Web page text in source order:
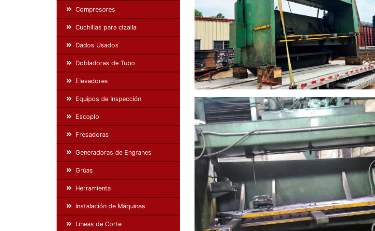
Compresores
Cuchillas para cizalla
Dados Usados
Dobladoras de Tubo
Elevadores
Equipos de Inspección
Escoplo
Fresadoras
Generadoras de Engranes
Grúas
Herramienta
Instalación de Máquinas
Líneas de Corte